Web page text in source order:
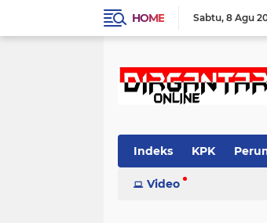
HOME Sabtu 8 Agu
Indeks KPK
Video